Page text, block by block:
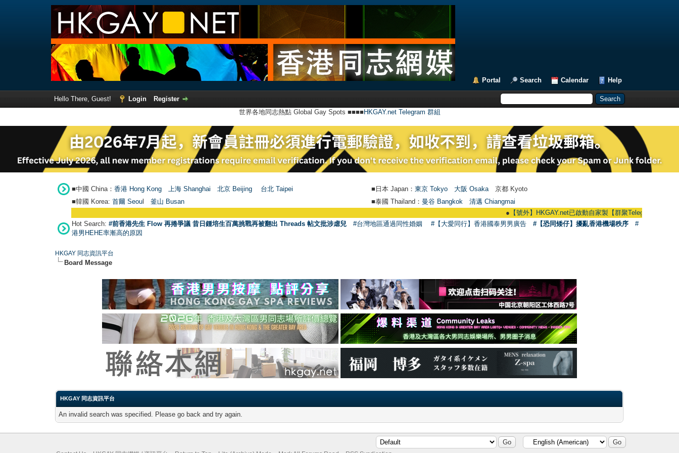
Portal Search Calendar Help
Hello There, Guest! Login
Register
世界各地同志熱點 Global Gay Spots ■■■■ HKGAY.net Telegram 群組
■中國 China： 香港 Hong Kong 上海 Shanghai 北京 Beijing 台北 Taipei ■日本 Japan： 東京 Tokyo 大阪 Osaka 京都 Kyoto
■韓國 Korea: 首爾 Seou 釜山 Busan ■泰國 Thailand： 曼谷 Bangkok
清邁 Chiangmai
【號外】HKGAY.net已啟動自家製【群聚Telegram群組】
Hot Search: #前香港先生 Flow 再捲爭議 昔日鍾培生百萬挑戰再被翻出 Threads 帖文批涉虐兒 #台灣地區通過同性婚姻 #【大愛同行】香港國泰男男廣告 #【恐同矮仔】擾亂香港機場秩序
#
港男HEHE率漸高的原因
HKGAY 同志資訊平台
Board Message
HKGAY 同志資訊平台
An invalid search was specified. Please go back and try again.